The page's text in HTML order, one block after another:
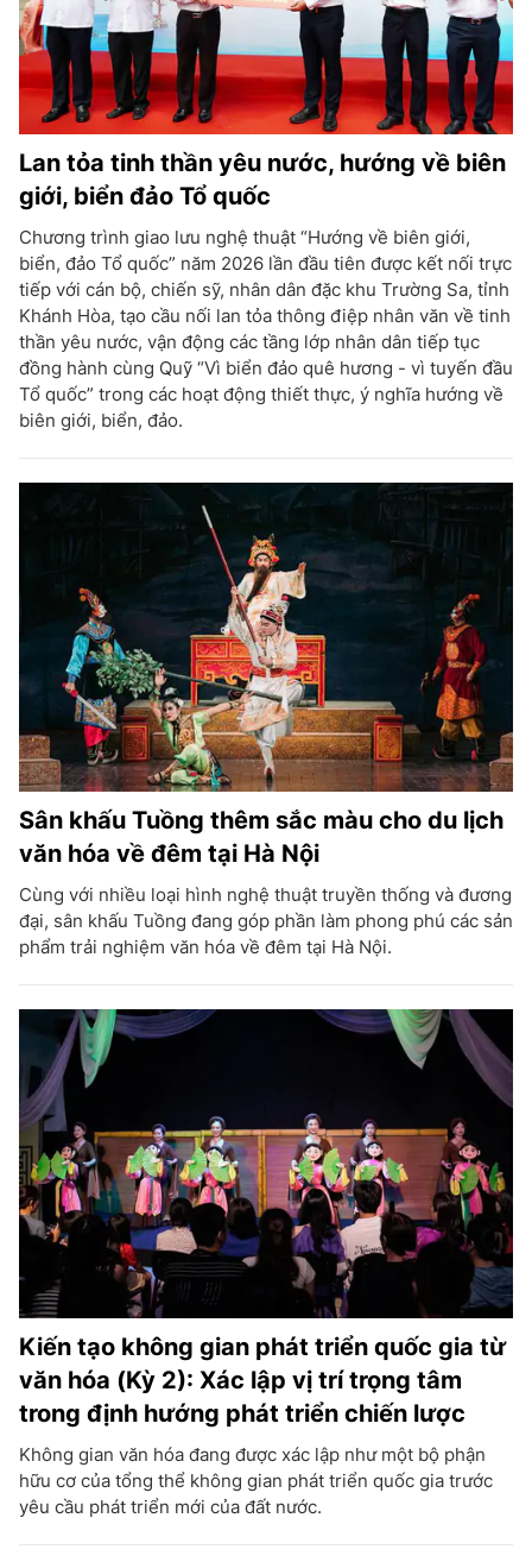
Lan tỏa tinh thần yêu nước, hướng về biên
giới, biển đảo Tổ quốc
Chương trình giao lưu nghệ thuật “Hướng về biên giới,
biển, đảo Tổ quốc” năm 2026 lần đầu tiên được kết nối trực
tiếp với cán bộ, chiến sỹ, nhân dân đặc khu Trường Sa, tỉnh
Khánh Hòa, tạo cầu nối lan tỏa thông điệp nhân văn về tinh
thần yêu nước, vận động các tầng lớp nhân dân tiếp tục
đồng hành cùng Quỹ “Vì biển đảo quê hương - vì tuyến đầu
Tổ quốc” trong các hoạt động thiết thực, ý nghĩa hướng về
biên giới, biển, đảo.
Sân khấu Tuồng thêm sắc màu cho du lịch
văn hóa về đêm tại Hà Nội
Cùng với nhiều loại hình nghệ thuật truyền thống và đương
đại, sân khấu Tuồng đang góp phần làm phong phú các sản
phẩm trải nghiệm văn hóa về đêm tại Hà Nội.
Kiến tạo không gian phát triển quốc gia từ
văn hóa (Kỳ 2): Xác lập vị trí trọng tâm
trong định hướng phát triển chiến lược
Không gian văn hóa đang được xác lập như một bộ phận
hữu cơ của tổng thể không gian phát triển quốc gia trước
yêu cầu phát triển mới của đất nước.